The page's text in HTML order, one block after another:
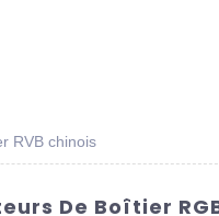
RVB chinois
De Boîtier